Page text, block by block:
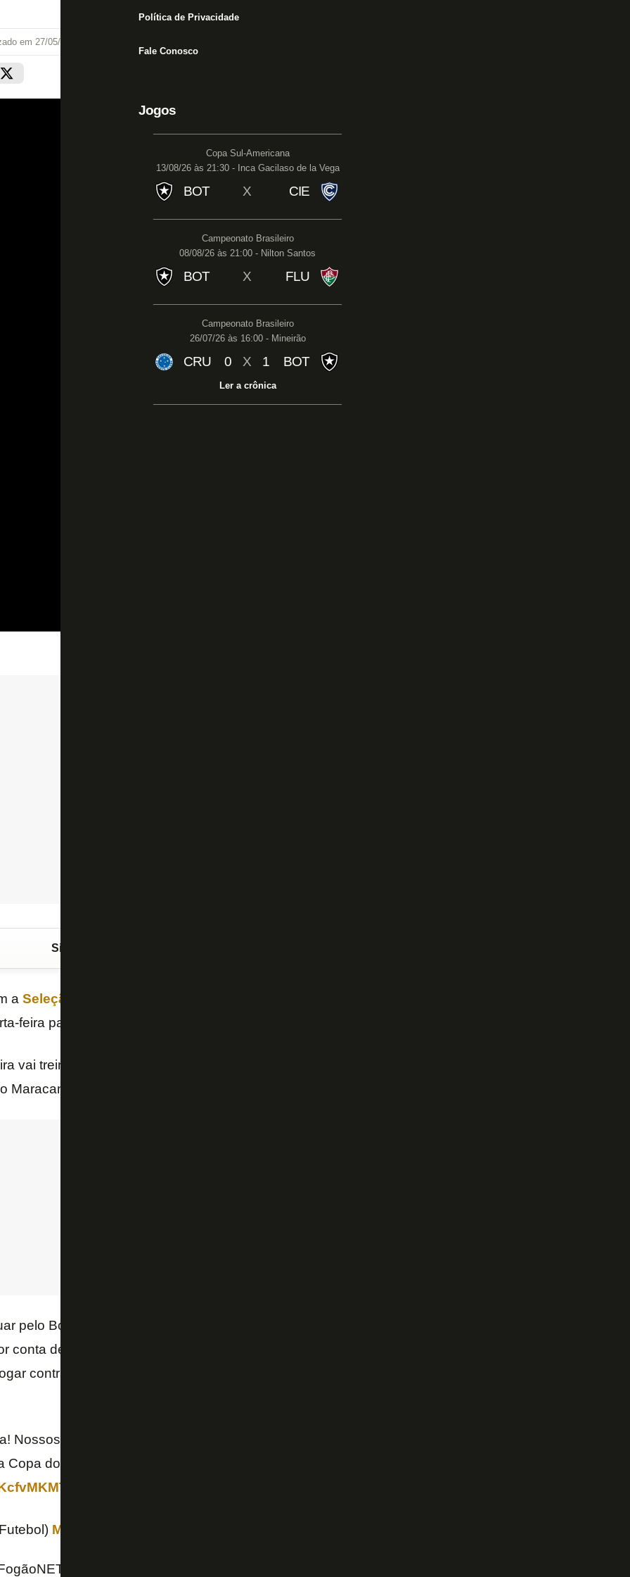
Política de Privacidade
Fale Conosco
Jogos
Copa Sul-Americana
13/08/26 às 21:30 - Inca Gacilaso de la Vega
BOT X CIE
Campeonato Brasileiro
08/08/26 às 21:00 - Nilton Santos
BOT X FLU
Campeonato Brasileiro
26/07/26 às 16:00 - Mineirão
CRU 0 X 1 BOT
Ler a crônica
em 27/05/26 às 14:25
Siga o FogãoNET
a Seleção Brasileira
feira para dar início à preparação para a
vai treinar em Teresópolis até sábado. Domingo, terá amistoso
Maracanã.
pelo Botafogo ainda nesta quarta, contra o Caracas, pela Copa
conta de liberação da Fifa. Mas o meio-campista está afastado por
contra o Corinthians, pelo Campeonato Brasileiro, e deve ser
Nossos craques já se encontram na Granja Comary para início da
Copa do Mundo de 2026. 🇧🇷🔥⚽️
May 27, 2026
e CBF TV